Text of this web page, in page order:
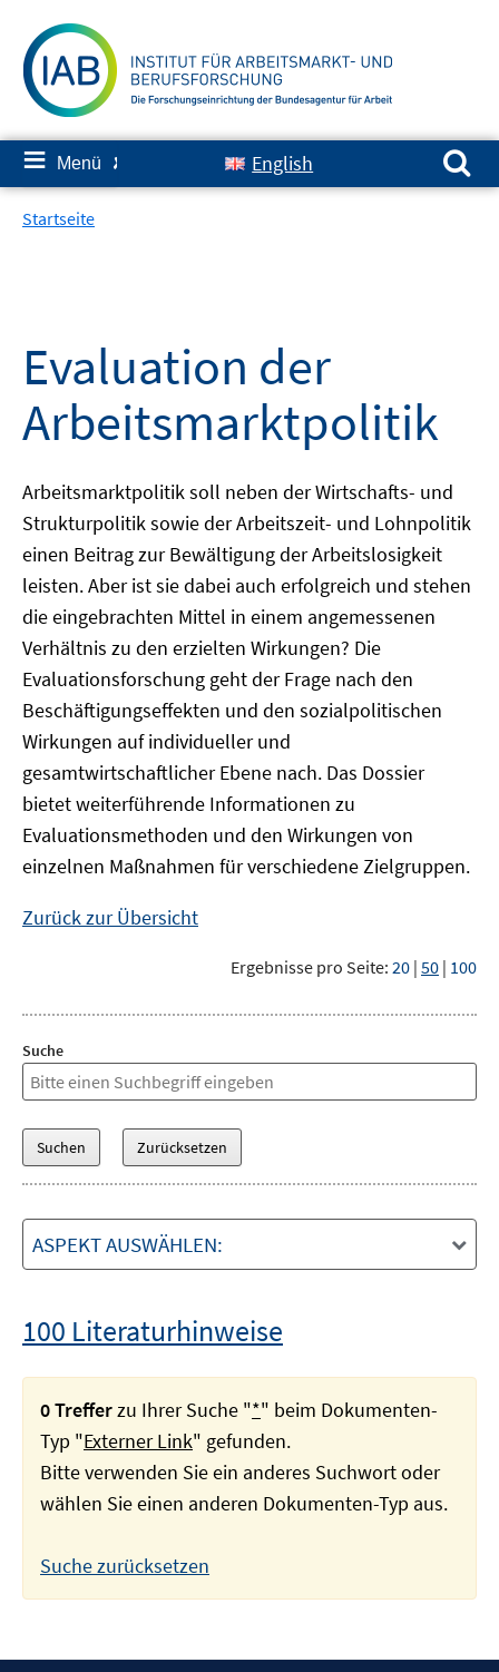
zum
Inhalt
≡ Menü ✘ English
Suchen nach:
Startseite
Evaluation der
Arbeitsmarktpolitik
Arbeitsmarktpolitik soll neben der Wirtschafts- und
Strukturpolitik sowie der Arbeitszeit- und Lohnpolitik
einen Beitrag zur Bewältigung der Arbeitslosigkeit
leisten. Aber ist sie dabei auch erfolgreich und stehen
die eingebrachten Mittel in einem angemessenen
Verhältnis zu den erzielten Wirkungen? Die
Evaluationsforschung geht der Frage nach den
Beschäftigungseffekten und den sozialpolitischen
Wirkungen auf individueller und
gesamtwirtschaftlicher Ebene nach. Das Dossier
bietet weiterführende Informationen zu
Evaluationsmethoden und den Wirkungen von
einzelnen Maßnahmen für verschiedene Zielgruppen.
Zurück zur Übersicht
Ergebnisse pro Seite: 20 | 50 | 100
Suche
ASPEKT AUSWÄHLEN:
100 Literaturhinweise
0 Trefferzu Ihrer Suche "*" beim Dokumenten-
Typ "Externer Link" gefunden.
Bitte verwenden Sie ein anderes Suchwort oder
wählen Sie einen anderen Dokumenten-Typ aus.
Suche zurücksetzen